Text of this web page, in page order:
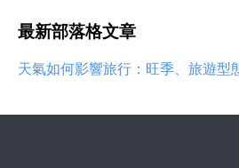
最新部落格文章
天氣如何影響旅行：旺季、旅遊型